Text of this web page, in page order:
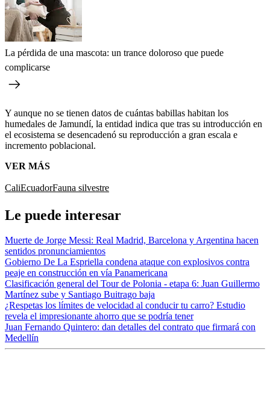
La pérdida de una mascota: un trance doloroso que puede
complicarse
Y aunque no se tienen datos de cuántas babillas habitan los
humedales de Jamundí, la entidad indica que tras su introducción en
el ecosistema se desencadenó su reproducción a gran escala e
incremento poblacional.
VER MÁS
CaliEcuadorFauna silvestre
Le puede interesar
Muerte de Jorge Messi: Real Madrid, Barcelona y Argentina hacen
sentidos pronunciamientos
Gobierno De La Espriella condena ataque con explosivos contra
peaje en construcción en vía Panamericana
Clasificación general del Tour de Polonia - etapa 6: Juan Guillermo
Martínez sube y Santiago Buitrago baja
¿Respetas los límites de velocidad al conducir tu carro? Estudio
revela el impresionante ahorro que se podría tener
Juan Fernando Quintero: dan detalles del contrato que firmará con
Medellín